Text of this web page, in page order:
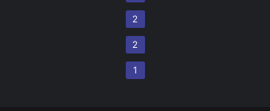
2
2
1